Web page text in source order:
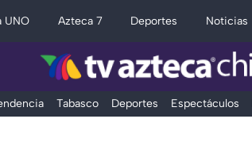
UNO Azteca 7 Deportes Noticias
Tabasco Deportes Espectáculos